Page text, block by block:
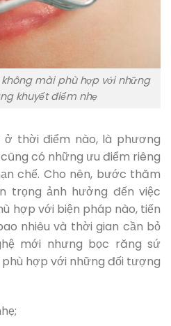
mài phù hợp với những
khuyết điểm nhẹ
thời điểm nào, là phương
có những ưu điểm riêng
chế. Cho nên, bước thăm
trọng ảnh hưởng đến việc
hợp với biện pháp nào, tiến
nhiêu và thời gian cần bỏ
mới nhưng bọc răng sứ
hợp với những đối tượng